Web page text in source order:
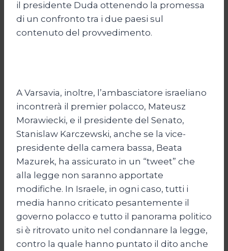
il presidente Duda ottenendo la promessa
di un confronto tra i due paesi sul
contenuto del provvedimento.
A Varsavia, inoltre, l’ambasciatore israeliano
incontrerà il premier polacco, Mateusz
Morawiecki, e il presidente del Senato,
Stanislaw Karczewski, anche se la vice-
presidente della camera bassa, Beata
Mazurek, ha assicurato in un “tweet” che
alla legge non saranno apportate
modifiche. In Israele, in ogni caso, tutti i
media hanno criticato pesantemente il
governo polacco e tutto il panorama politico
si è ritrovato unito nel condannare la legge,
contro la quale hanno puntato il dito anche